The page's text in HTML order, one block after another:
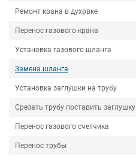
Ремонт крана в духовке
Перенос газового крана
Установка газового шланга
Замена шланга
Установка заглушки на трубу
Срезать трубу поставить заглушку
Перенос газового счетчика
Перенос трубы